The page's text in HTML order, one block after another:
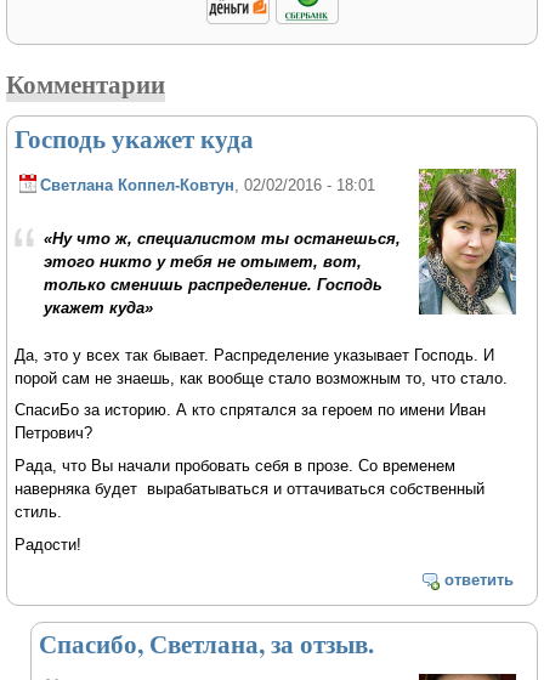
Комментарии
Господь укажет куда
Светлана Коппел-Ковтун , 02/02/2016 - 18:01
«Ну что ж, специалистом ты останешься,
этого никто у тебя не отымет, вот,
только сменишь распределение. Господь
укажет куда»
Да, это у всех так бывает. Распределение указывает Господь. И
порой сам не знаешь, как вообще стало возможным то, что стало.
СпасиБо за историю. А кто спрятался за героем по имени Иван
Петрович?
Рада, что Вы начали пробовать себя в прозе. Со временем
наверняка будет вырабатываться и оттачиваться собственный
стиль.
Радости!
ответить
Спасибо, Светлана, за отзыв.